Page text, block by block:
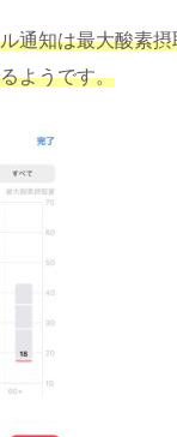
通知は最大酸素
ようです。